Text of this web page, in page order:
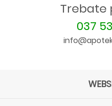
Trebate
037